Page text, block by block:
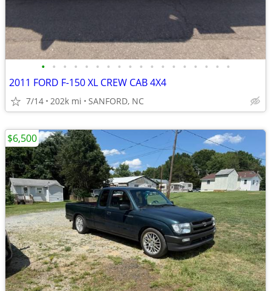
• • • • • • • • • • • • • • • • • •
2011 FORD F-150 XL CREW CAB 4X4
7/14 202k mi SANFORD, NC
$6,500